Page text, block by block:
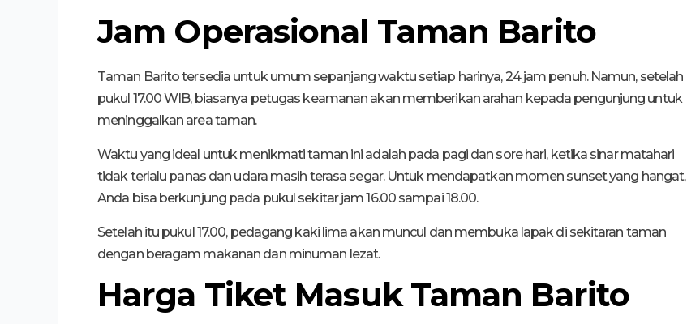
Jam Operasional Taman Barito
Taman Barito tersedia untuk umum sepanjang waktu setiap harinya, 24 jam penuh. Namun, setelah
pukul 17.00 WIB, biasanya petugas keamanan akan memberikan arahan kepada pengunjung untuk
meninggalkan area taman.
Waktu yang ideal untuk menikmati taman ini adalah pada pagi dan sore hari, ketika sinar matahari
tidak terlalu panas dan udara masih terasa segar. Untuk mendapatkan momen sunset yang hangat,
Anda bisa berkunjung pada pukul sekitar jam 16.00 sampai 18.00.
Setelah itu pukul 17.00, pedagang kaki lima akan muncul dan membuka lapak di sekitaran taman
dengan beragam makanan dan minuman lezat.
Harga Tiket Masuk Taman Barito